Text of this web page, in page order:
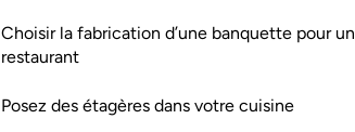
Choisir la fabrication d’une banquette pour un
restaurant
Posez des étagères dans votre cuisine